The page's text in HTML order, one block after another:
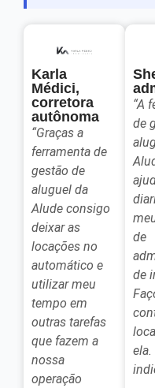
Karla
Médici,
corretora
autônoma
“Graças a
ferramenta de
gestão de
aluguel da
Alude consigo
deixar as
locações no
automático e
utilizar meu
tempo em
outras tarefas
que fazem a
nossa
operação
“A
de
de
de
ela.